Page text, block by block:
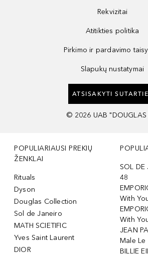
Rekvizitai
Atitikties politika
Pirkimo ir pardavimo
Slapukų nustatymai
ATSISAKYTI
© 2026 UAB "DOUGLAS
POPULIARIAUSI PREKIŲ
ŽENKLAI
Rituals
Dyson
Douglas Collection
Sol de Janeiro
MATH SCIETIFIC
Yves Saint Laurent
DIOR
SOL DE
48
With
With
JEAN
Male Le
BILLIE